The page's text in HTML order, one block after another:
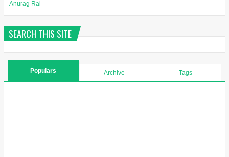
Anurag Rai
SEARCH THIS SITE
Populars Archive Tags